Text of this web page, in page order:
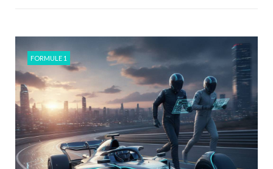
FORMULE 1